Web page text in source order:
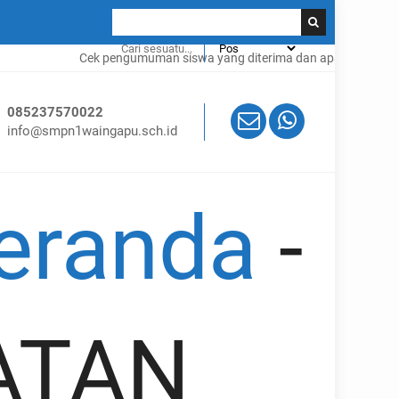
Cek pengumuman siswa yang diterima dan apa saja syaratnya
085237570022
info@smpn1waingapu.sch.id
-